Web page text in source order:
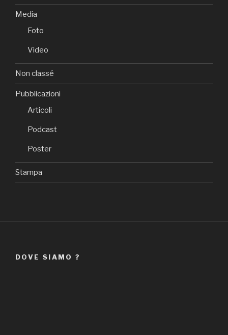
Media
Foto
Video
Non classé
Pubblicazioni
Articoli
Podcast
Poster
Stampa
DOVE SIAMO ?